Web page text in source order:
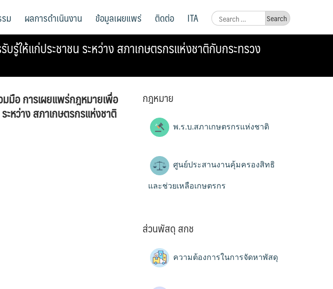
Search
for:
ม ผลการดำเนินงาน ข้อมูลเผยแพร่ ติดต่อ ITA
ให้แก่ประชาชน ระหว่าง สภาเกษตรกรแห่งชาติกับกระทรวง
มือ การเผยแพร่กฎหมายเพื่อ
ะหว่าง สภาเกษตรกรแห่งชาติ
กฎหมาย
พ.ร.บ.สภาเกษตรกรแห่งชาติ
ศูนย์ประสานงานคุ้มครองสิทธิ
และช่วยเหลือเกษตรกร
ส่วนพัสดุ สกช
ความต้องการในการจัดหาพัสดุ